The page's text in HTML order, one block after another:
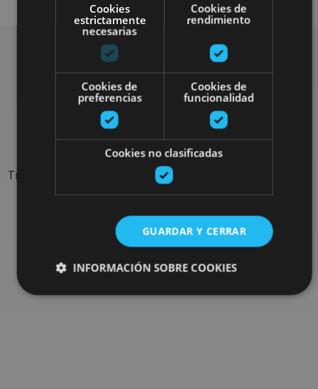
Rechercher plus de
sorties
Trouvez des sorties et des propositions pour compléter votre
séjour en Navarre : activités organisées, visites et les
Cookies
estrictamente
necesarias
Cookies de
rendimiento
Cookies de
preferencias
Cookies de
funcionalidad
Cookies no clasificadas
GUARDAR Y CERRAR
INFORMACIÓN SOBRE COOKIES